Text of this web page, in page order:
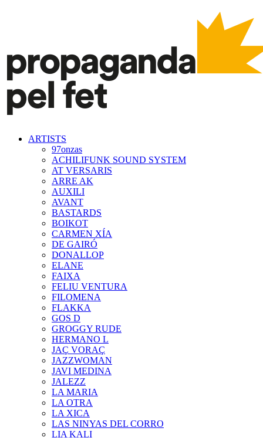
ARTISTS
97onzas
ACHILIFUNK SOUND SYSTEM
AT VERSARIS
ARRE AK
AUXILI
AVANT
BASTARDS
BOIKOT
CARMEN XÍA
DE GAIRÓ
DONALLOP
ELANE
FAIXA
FELIU VENTURA
FILOMENA
FLAKKA
GOS D
GROGGY RUDE
HERMANO L
JAÇ VORAÇ
JAZZWOMAN
JAVI MEDINA
JALEZZ
LA MARIA
LA OTRA
LA XICA
LAS NINYAS DEL CORRO
LIA KALI